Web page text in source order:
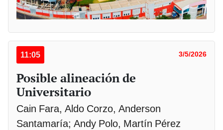
11:05 3/5/2026
Posible alineación de
Universitario
Cain Fara, Aldo Corzo, Anderson
Santamaría; Andy Polo, Martín Pérez